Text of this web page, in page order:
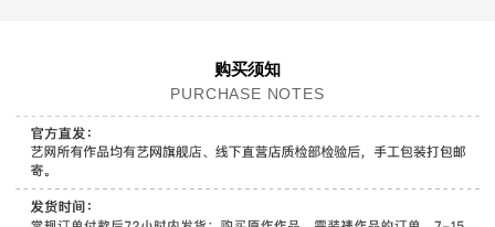
购买须知
PURCHASE NOTES